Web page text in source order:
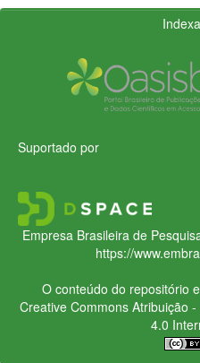
Suportado por
Empresa Brasileira de
https://
O conteúdo do repositório
Creative CommonsAtribuição -
4.0